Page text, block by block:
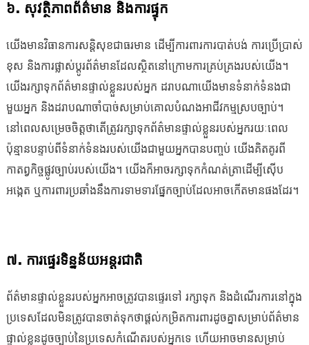
៦. សុវត្ថិភាពព័ត៌មាន និងការផ្ទុក
យើងមានវិធានការសន្តិសុខជាធរមាន ដើម្បីការពារការបាត់បង់ ការប្រើប្រាស់
ខុស និងការផ្លាស់ប្តូរព័ត៌មានដែលស្ថិតនៅក្រោមការគ្រប់គ្រងរបស់យើង។
យើងរក្សាទុកព័ត៌មានផ្ទាល់ខ្លួនរបស់អ្នក ដរាបណាយើងមានទំនាក់ទំនងជា
មួយអ្នក និងដរាបណាចាំបាច់សម្រាប់គោលបំណងអាជីវកម្មស្របច្បាប់។
នៅពេលសម្រេចចិត្តថាតើត្រូវរក្សាទុកព័ត៌មានផ្ទាល់ខ្លួនរបស់អ្នករយៈពេល
ប៉ុន្មានបន្ទាប់ពីទំនាក់ទំនងរបស់យើងជាមួយអ្នកបានបញ្ចប់ យើងគិតគូរពី
កាតព្វកិច្ចផ្លូវច្បាប់របស់យើង។ យើងក៏អាចរក្សាទុកកំណត់ត្រាដើម្បីស៊ើប
អង្កេត ឬការពារប្រឆាំងនឹងការទាមទារផ្នែកច្បាប់ដែលអាចកើតមានផងដែរ។
៧. ការផ្ទេរទិន្នន័យអន្តរជាតិ
ព័ត៌មានផ្ទាល់ខ្លួនរបស់អ្នកអាចត្រូវបានផ្ទេរទៅ រក្សាទុក និងដំណើរការនៅក្នុង
ប្រទេសដែលមិនត្រូវបានចាត់ទុកថាផ្តល់កម្រិតការពារដូចគ្នាសម្រាប់ព័ត៌មាន
ផ្ទាល់ខ្លួនដូចច្បាប់នៃប្រទេសកំណើតរបស់អ្នកទេ ហើយអាចមានសម្រាប់